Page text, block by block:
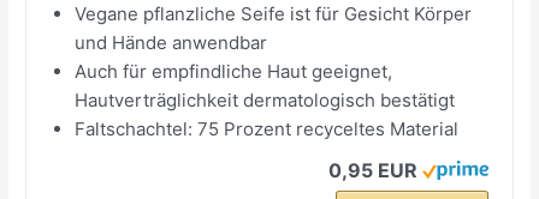
Vegane pflanzliche Seife ist für Gesicht Körper
und Hände anwendbar
Auch für empfindliche Haut geeignet,
Hautverträglichkeit dermatologisch bestätigt
Faltschachtel: 75 Prozent recyceltes Material
0,95 EUR